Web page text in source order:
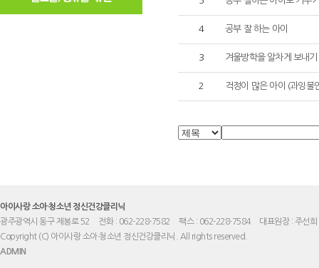
4 공부 잘 하는 아이
3 겨울방학을 알차게 보내
2 걱정이 많은 아이 (과잉불
아이사랑 소아·청소년 정신건강클리닉
광주광역시 동구 제봉로 52
전화 : 062-228-7582 팩스 : 062-228-7584
대표원장 : 주선희
Copyright (C) 아이사랑 소아·청소년 정신건강클리닉. All rights reserved.
ADMIN